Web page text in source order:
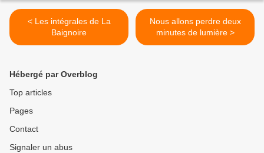
< Les intégrales de La
Baignoire
Nous allons perdre deux
minutes de lumière >
Hébergé par Overblog
Top articles
Pages
Contact
Signaler un abus